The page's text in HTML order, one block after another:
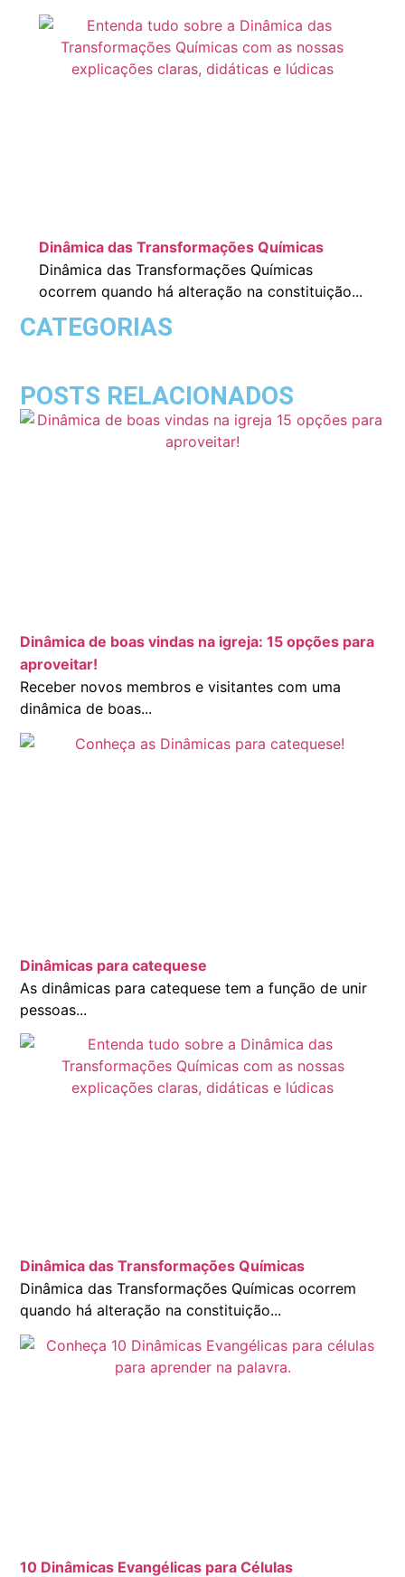
Dinâmica das Transformações Químicas
Dinâmica das Transformações Químicas
ocorrem quando há alteração na constituição...
CATEGORIAS
POSTS RELACIONADOS
Dinâmica de boas vindas na igreja: 15 opções para
aproveitar!
Receber novos membros e visitantes com uma
dinâmica de boas...
Dinâmicas para catequese
As dinâmicas para catequese tem a função de unir
pessoas...
Dinâmica das Transformações Químicas
Dinâmica das Transformações Químicas ocorrem
quando há alteração na constituição...
10 Dinâmicas Evangélicas para Células